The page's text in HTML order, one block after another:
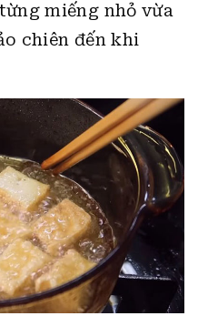
miếng nhỏ vừa
chiên đến khi